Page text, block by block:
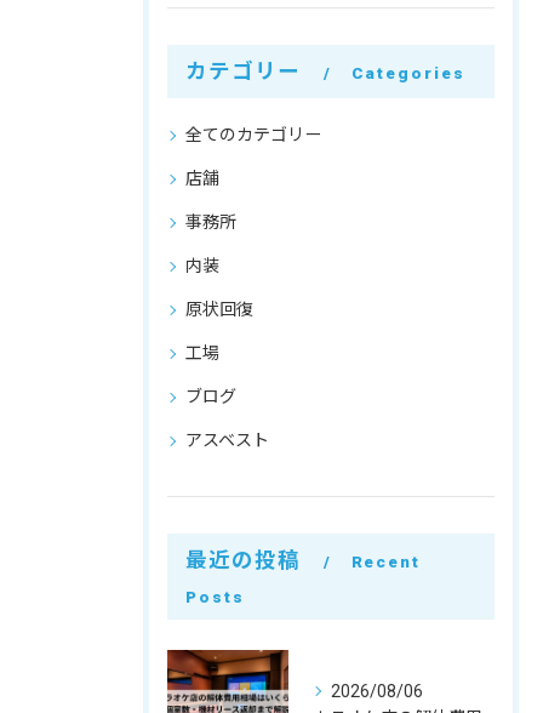
カテゴリー Categories
全てのカテゴリー
店舗
事務所
内装
原状回復
工場
ブログ
アスベスト
最近の投稿
Recent
Posts
2026/08/06